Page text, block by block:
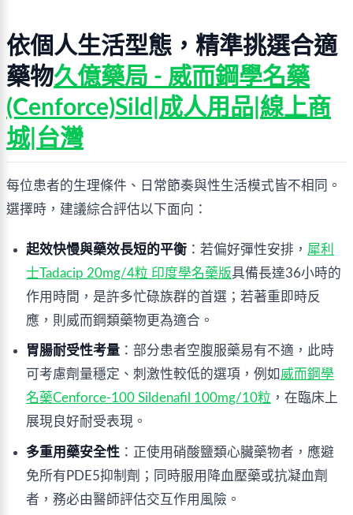
依個人生活型態，精準挑選合適
藥物久億藥局 - 威而鋼學名藥
(Cenforce)Sild|成人用品|線上商
城|台灣
每位患者的生理條件、日常節奏與性生活模式皆不相同。
選擇時，建議綜合評估以下面向：
起效快慢與藥效長短的平衡 ：若偏好彈性安排， 犀利
士Tadacip 20mg/4粒 印度學名藥版具備長達36小時的
作用時間，是許多忙碌族群的首選；若著重即時反
應，則威而鋼類藥物更為適合。
胃腸耐受性考量 ：部分患者空腹服藥易有不適，此時
可考慮劑量穩定、刺激性較低的選項，例如 威而鋼學
名藥Cenforce-100 Sildenafil 100mg/10粒 ，在臨床上
展現良好耐受表現。
多重用藥安全性 ：正使用硝酸鹽類心臟藥物者，應避
免所有PDE5抑制劑；同時服用降血壓藥或抗凝血劑
者，務必由醫師評估交互作用風險。